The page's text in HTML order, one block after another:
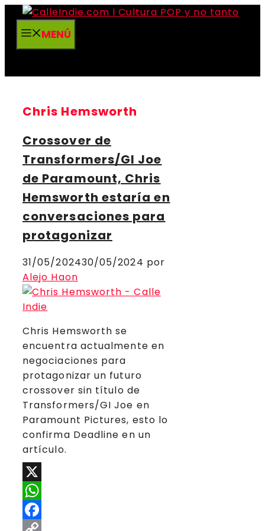
Saltar
contenidoMENÚ
Chris Hemsworth
Crossover de
Transformers/GI Joe
de Paramount, Chris
Hemsworth estaría en
conversaciones para
protagonizar
31/05/202430/05/2024 por
Alejo Haon
Chris Hemsworth se
encuentra actualmente en
negociaciones para
protagonizar un futuro
crossover sin título de
Transformers/GI Joe en
Paramount Pictures, esto lo
confirma Deadline en un
artículo.
X
WhatsApp